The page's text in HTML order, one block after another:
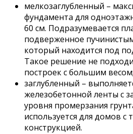
мелкозаглубленный –
фундамента для
60 см. Подразумевается
подверженное
который находится под
Такое решение не
построек с большим весом;
заглубленный –
железобетонной ленты с
уровня промерзания
используется для домов с
конструкцией.